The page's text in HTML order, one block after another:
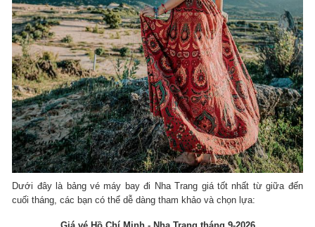
Dưới đây là bảng vé máy bay đi Nha Trang giá tốt nhất từ giữa đến
cuối tháng, các bạn có thể dễ dàng tham khảo và chọn lựa: